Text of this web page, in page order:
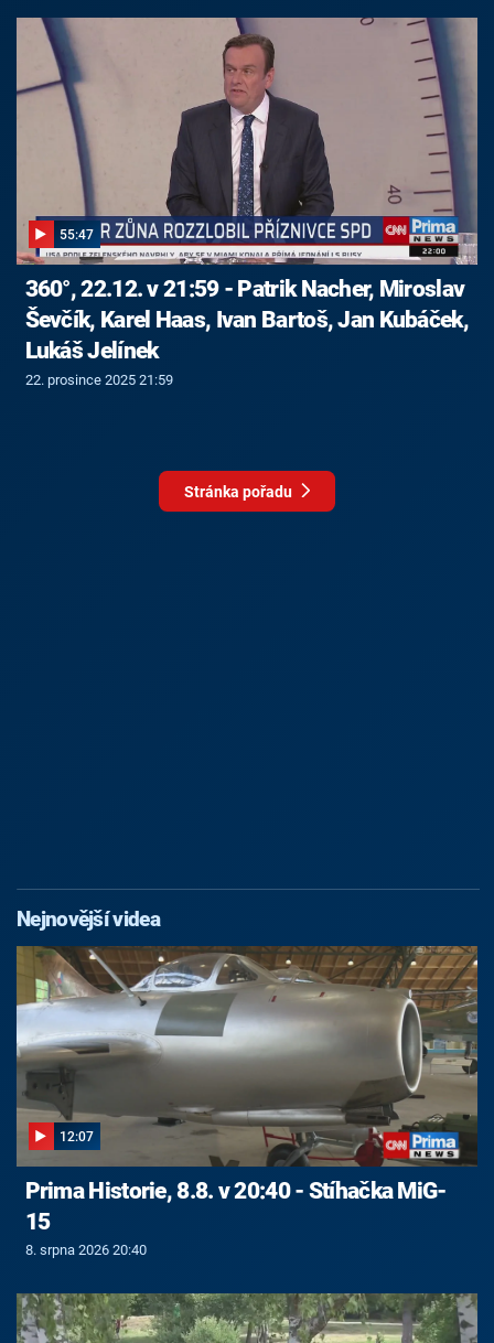
55:47
360°, 22.12. v 21:59 - Patrik Nacher, Miroslav
Ševčík, Karel Haas, Ivan Bartoš, Jan Kubáček,
Lukáš Jelínek
22. prosince 2025 21:59
Stránka pořadu
Nejnovější videa
12:07
Prima Historie, 8.8. v 20:40 - Stíhačka MiG-
15
8. srpna 2026 20:40